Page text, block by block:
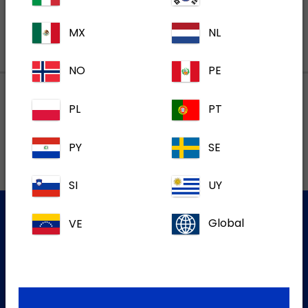
Lokalne adrese
korisnike
MX NL
NO PE
PL PT
PY SE
SI UY
VE Global